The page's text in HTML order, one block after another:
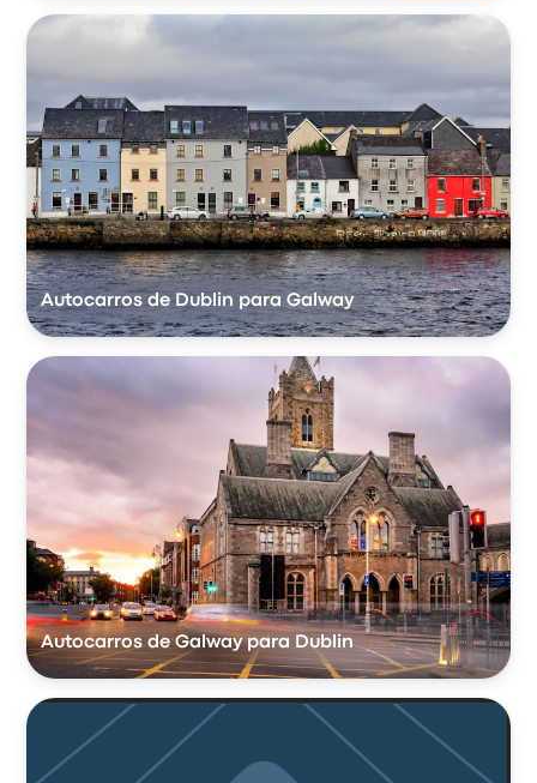
Autocarros de Dublin para Galway
Autocarros de Galway para Dublin